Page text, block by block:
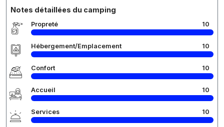
Notes détaillées du camping
Propreté 10
Hébergement/Emplacement 10
Confort 10
Accueil 10
Services 10